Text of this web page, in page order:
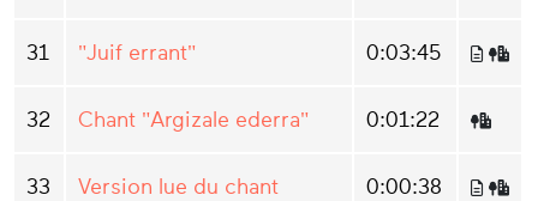
31 "Juif errant" 0:03:45
32 Chant "Argizale ederra" 0:01:22
33
Version lue du chant
0:00:38